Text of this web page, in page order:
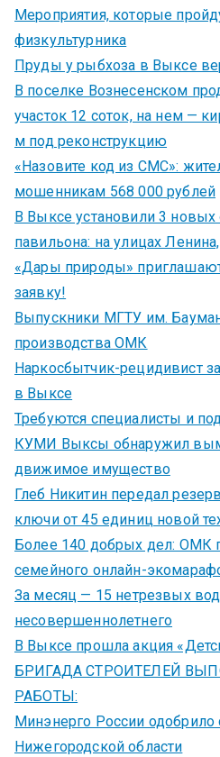
Мероприятия, которые
физкультурника
Пруды у рыбхоза в Выксе
В поселке Вознесенском
участок 12 соток, на нем —
м под реконструкцию
«Назовите код из СМС»:
мошенникам 568 000 рублей
В Выксе установили 3 новых
павильона: на улицах
«Дары природы»
заявку!
Выпускники МГТУ им.
производства ОМК
Наркосбытчик-рецидивист
в Выксе
Требуются специалисты и
КУМИ Выксы обнаружил
движимое имущество
Глеб Никитин передал
ключи от 45 единиц новой
Более 140 добрых дел: ОМК
семейного онлайн-
За месяц — 15 нетрезвых
несовершеннолетнего
В Выксе прошла акция
БРИГАДА СТРОИТЕЛЕЙ
РАБОТЫ:
Минэнерго России одобрило
Нижегородской области